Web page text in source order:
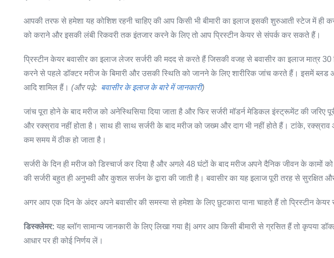
आपकी तरफ से हमेशा यह कोशिश रहनी चाहिए की आप किसी भी बीमारी का इलाज इसकी शुरुआती स्टेज में ही
को कराने और इसकी लंबी रिकवरी तक इंतजार करने के लिए तो आप प्रिस्टीन केयर से संपर्क कर सकते हैं।
प्रिस्टीन केयर बवासीर का इलाज लेजर सर्जरी की मदद से करते हैं जिसकी वजह से बवासीर का इलाज मात्र 30
करने से पहले डॉक्टर मरीज के बिमारी और उसकी स्थिति को जानने के लिए शारीरिक जांच करते हैं। इसमें ब्लड
आदि शामिल हैं। (और पढ़े: बवासीर के इलाज के बारे में जानकारी)
जांच पूरा होने के बाद मरीज को अनेस्थिसिया दिया जाता है और फिर सर्जरी मॉडर्न मेडिकल इंस्ट्रूमेंट की जरिए
और रक्स्राव नहीं होता है। साथ ही साथ सर्जरी के बाद मरीज को जख्म और दाग भी नहीं होते हैं। टांके,
कम समय में ठीक हो जाता है।
सर्जरी के दिन ही मरीज को डिस्चार्ज कर दिया है और अगले 48 घंटों के बाद मरीज अपने दैनिक जीवन के कामों
की सर्जरी बहुत ही अनुभवी और कुशल सर्जन के द्वारा की जाती है। बवासीर का यह इलाज पूरी तरह से सुरक्षित
अगर आप एक दिन के अंदर अपने बवासीर की समस्या से हमेशा के लिए छुटकारा पाना चाहते हैं तो प्रिस्टीन
डिस्क्लेमर: यह ब्लॉग सामान्य जानकारी के लिए लिखा गया है| अगर आप किसी बीमारी से ग्रसित हैं तो कृपया
आधार पर ही कोई निर्णय लें ।